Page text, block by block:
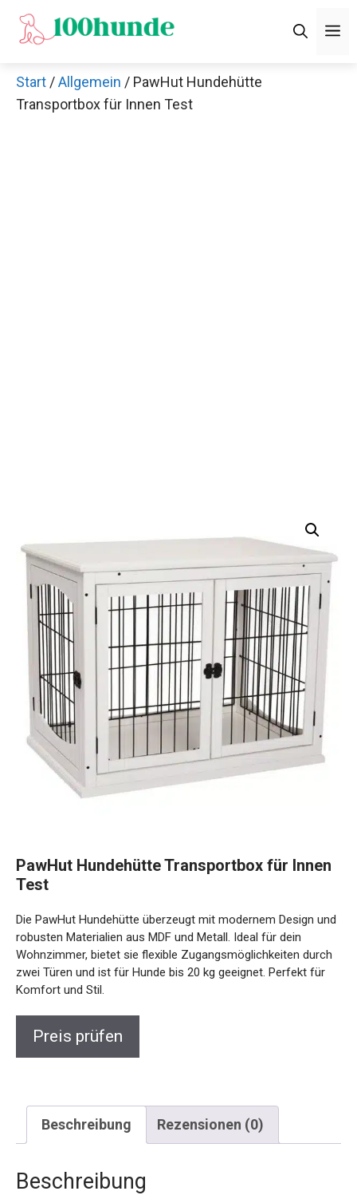
Zum
Inhalt
Start /Allgemein / PawHut Hundehütte
Transportbox für Innen Test
PawHut Hundehütte Transportbox für Innen
Test
Die PawHut Hundehütte überzeugt mit modernem Design und
robusten Materialien aus MDF und Metall. Ideal für dein
Wohnzimmer, bietet sie flexible Zugangsmöglichkeiten durch
zwei Türen und ist für Hunde bis 20 kg geeignet. Perfekt für
Komfort und Stil.
Preis prüfen
Beschreibung Rezensionen (0)
Beschreibung